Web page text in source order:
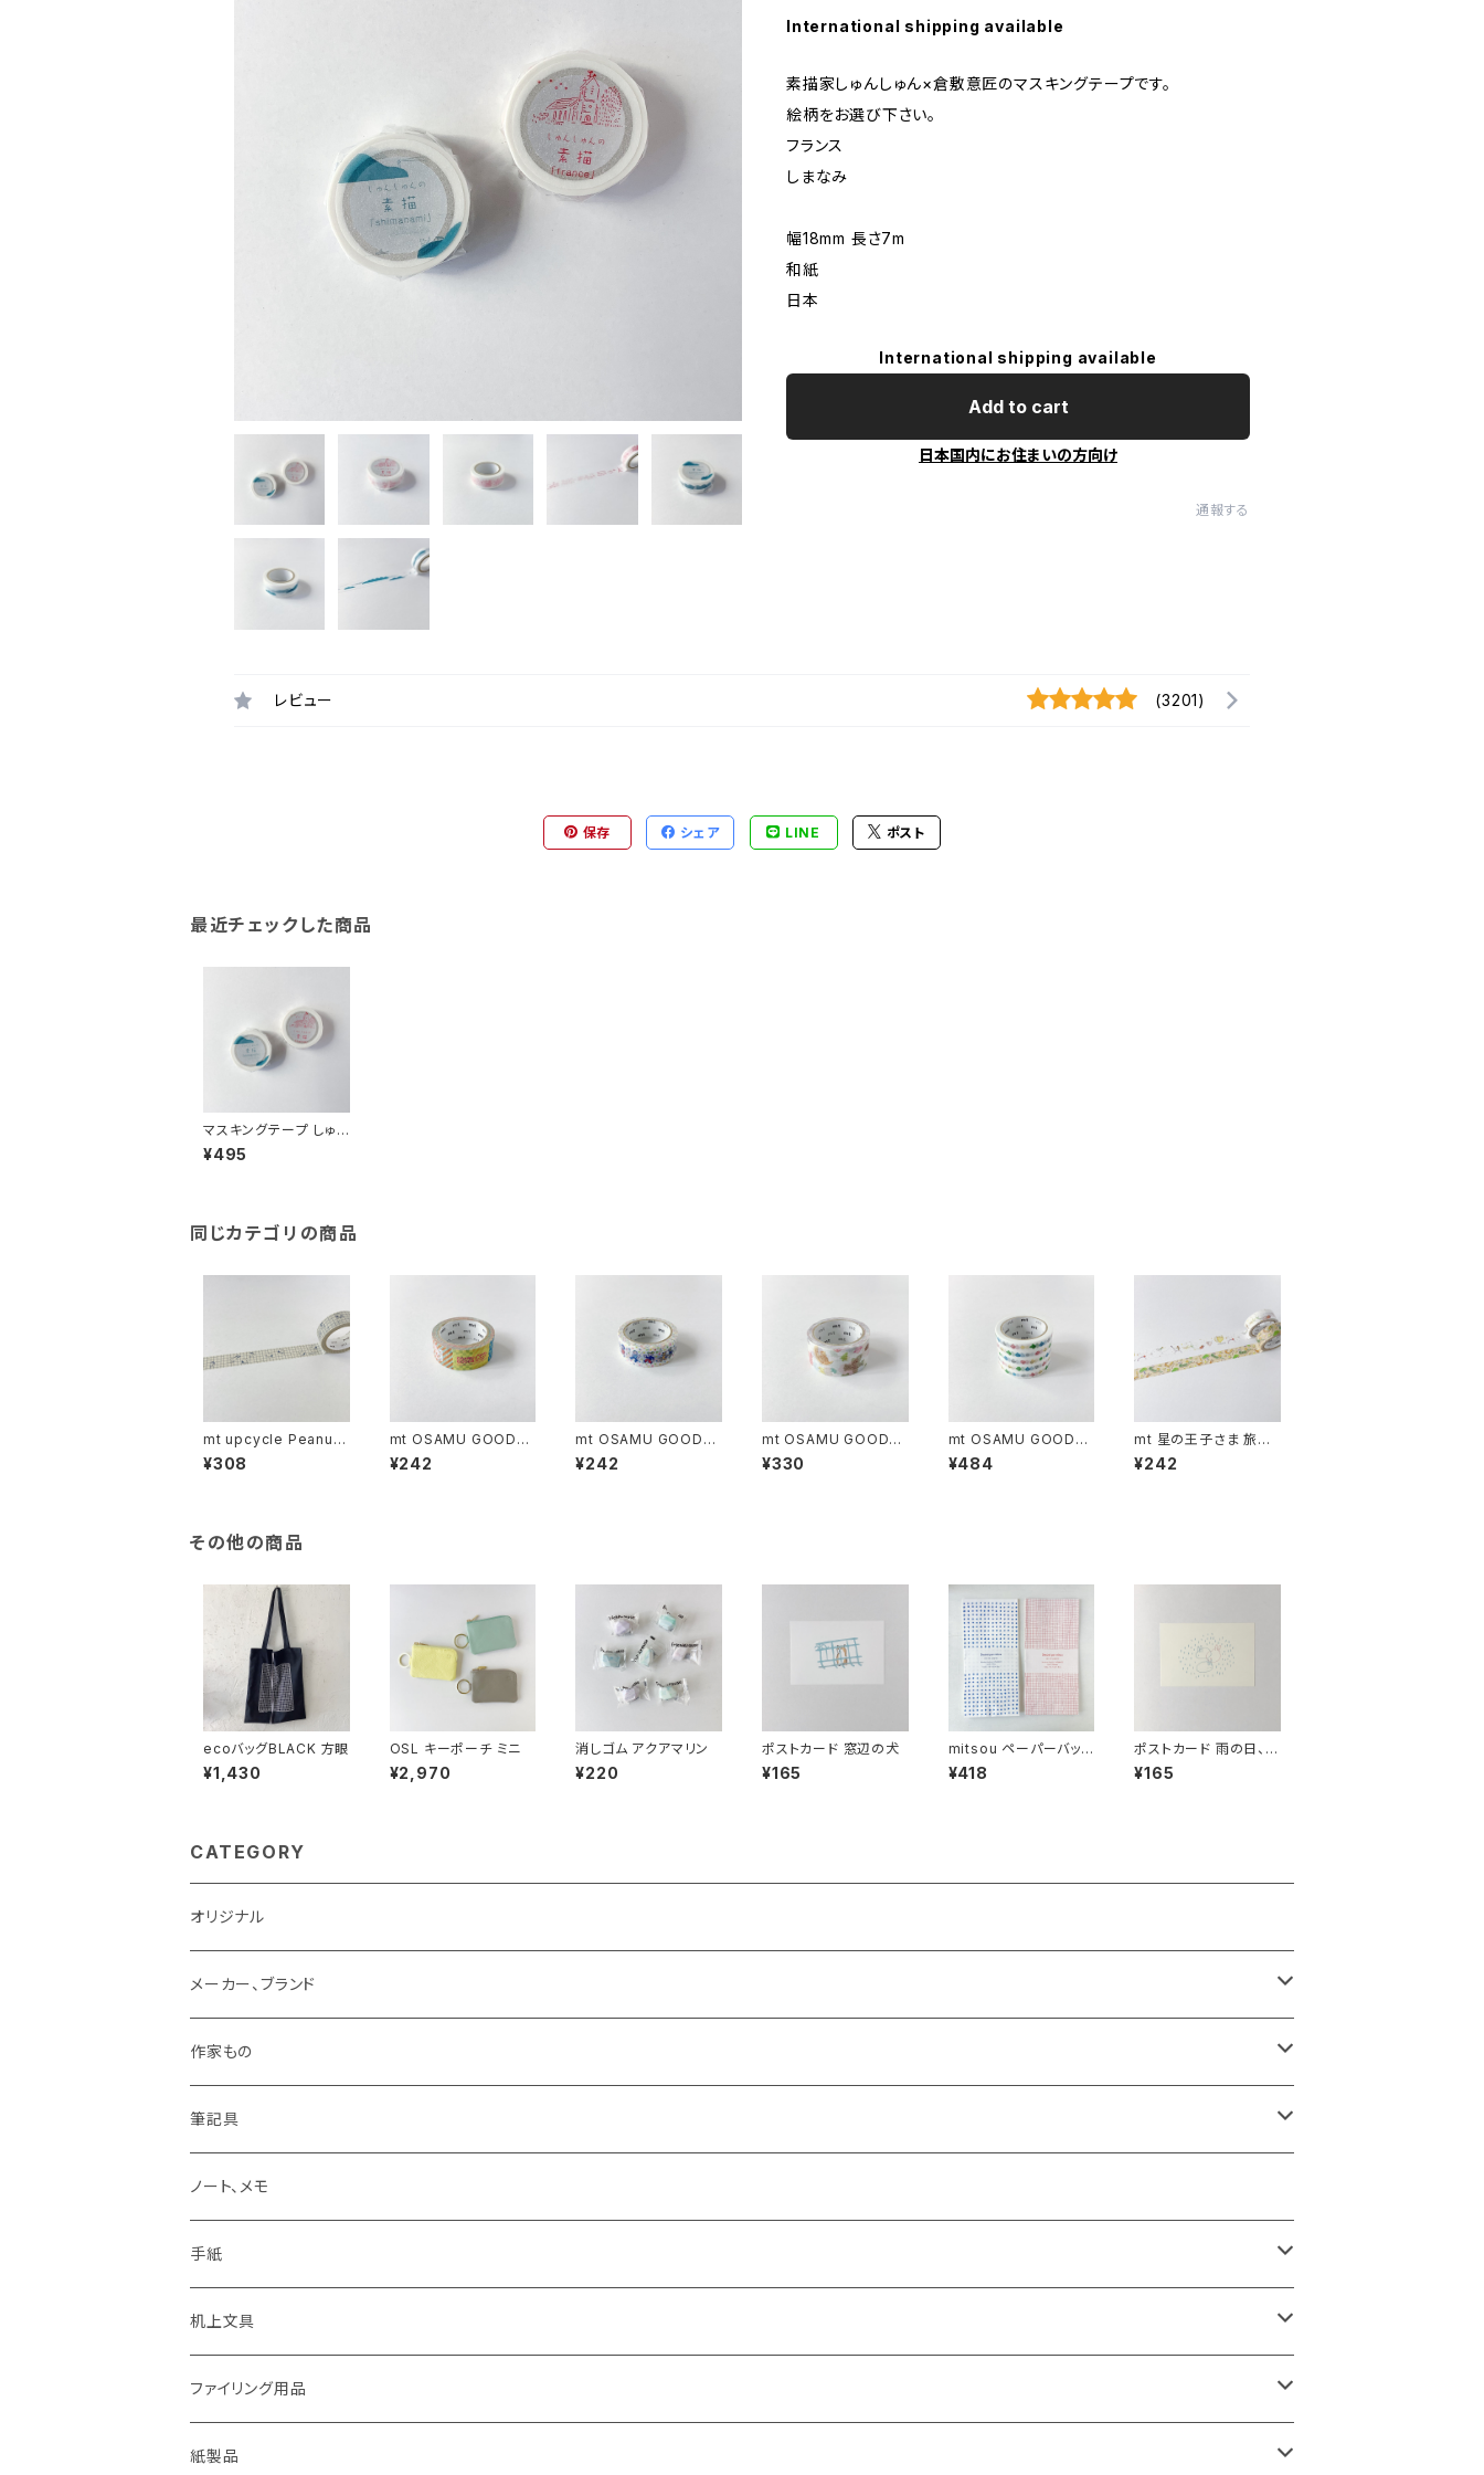
International shipping available
素描家しゅんしゅん×倉敷意匠のマスキングテープです。
絵柄をお選び下さい。
フランス
しまなみ
幅18mm 長さ7m
和紙
日本
International shipping available
Add to cart
日本国内にお住まいの方向け
通報する
レビュー (3201)
保存 シェア LINE ポスト
最近チェックした商品
マスキングテープ しゅん
しゅんの素描
¥495
同じカテゴリの商品
mt upcycle Peanuts
スヌーピーとチェック
¥308
mt OSAMU GOODS
キャラクターパターン
¥242
mt OSAMU GOODS
Have a good tomes
¥242
mt OSAMU GOODS
カラフルステッカー
¥330
mt OSAMU GOODS
ミックスドット
¥484
mt 星の王子さま 旅路
で出会う人々/ ステッカ
ー
¥242
その他の商品
ecoバッグBLACK 方眼
¥1,430
OSL キーポーチ ミニ
¥2,970
消しゴム アクアマリン
¥220
ポストカード 窓辺の犬
¥165
mitsou ペーパーバッグ
M
¥418
ポストカード 雨の日、巣
穴でじっとする
¥165
CATEGORY
オリジナル
メーカー、ブランド
LAMY
Pelikan
KAWEKO
LYRA
rotling
Laufern
EISEN
作家もの
オギハラナミ
Noritake
カキノジン
フジワラリツ
kanaexpress
久奈屋
筆記具
鉛筆まわり
ボールペン
カラーペン
シャープペンシル、芯ホルダー
万年筆
ノート、メモ
手紙
ポストカード
ミニカード
便箋、一筆箋
机上文具
糊、テープ、テープカッター
ハンコ、スタンプ、スタンプ台
ファイリング用品
クリップボード
紙製品